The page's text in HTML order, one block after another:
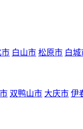
市 白山市 松原市 白城
双鸭山市 大庆市 伊